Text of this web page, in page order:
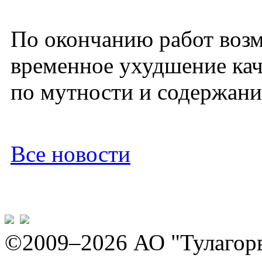
По окончанию работ
временное ухудшение
по мутности и
Все новости
©2009–2026 АО